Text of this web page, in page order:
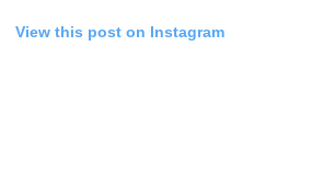
View this post on Instagram